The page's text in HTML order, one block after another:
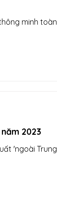
minh toàn
2023
'ngoài Trung